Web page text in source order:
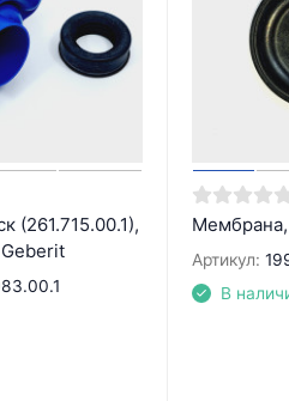
(261.715.00.1),
Мембрана,
Артикул:
В